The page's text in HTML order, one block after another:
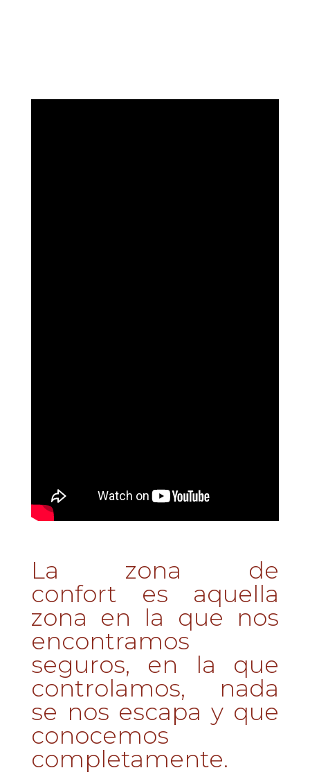
La zona de
confort es aquella
zona en la que nos
encontramos
seguros, en la que
controlamos, nada
se nos escapa y que
conocemos
completamente.